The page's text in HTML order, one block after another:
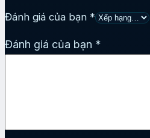
Đánh giá của bạn *
Đánh giá của bạn *